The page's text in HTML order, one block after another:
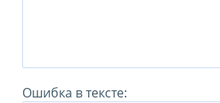
Ошибка в тексте: